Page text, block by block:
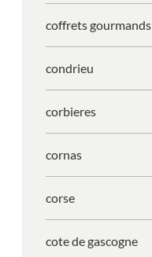
coffrets gourmands
condrieu
corbieres
cornas
corse
cote de gascogne